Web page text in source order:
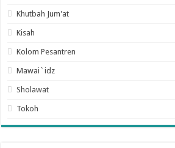
Khutbah Jum'at
Kisah
Kolom Pesantren
Mawai`idz
Sholawat
Tokoh